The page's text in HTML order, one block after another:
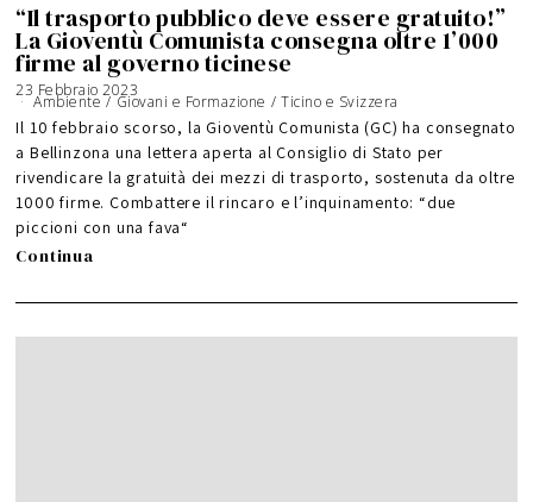
“Il trasporto pubblico deve essere gratuito!”
La Gioventù Comunista consegna oltre 1’000
firme al governo ticinese
23 Febbraio 2023
Ambiente / Giovani e Formazione / Ticino e Svizzera
Il 10 febbraio scorso, la Gioventù Comunista (GC) ha consegnato
a Bellinzona una lettera aperta al Consiglio di Stato per
rivendicare la gratuità dei mezzi di trasporto, sostenuta da oltre
1000 firme. Combattere il rincaro e l’inquinamento: “due
piccioni con una fava“
Continua